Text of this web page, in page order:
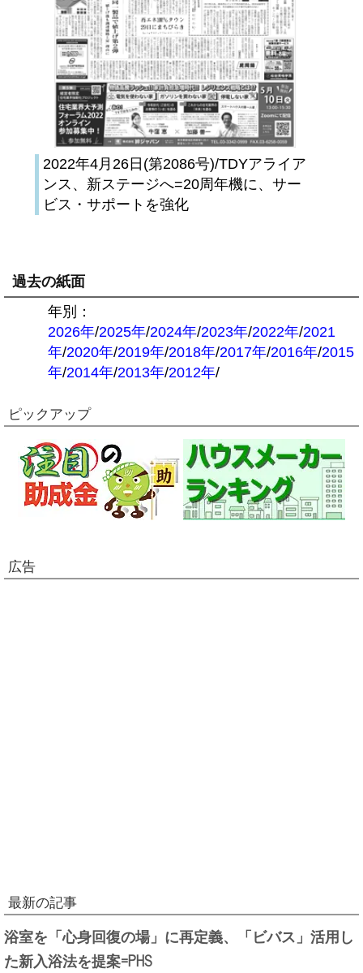
2022年4月26日(第2086号)/TDYアライア
ンス、新ステージへ=20周年機に、サー
ビス・サポートを強化
過去の紙面
年別：
2026年/2025年/2024年/2023年/2022年/2021
年/2020年/2019年/2018年/2017年/2016年/2015
年/2014年/2013年/2012年/
ピックアップ
広告
最新の記事
浴室を「心身回復の場」に再定義、「ビバス」活用し
た新入浴法を提案=PHS